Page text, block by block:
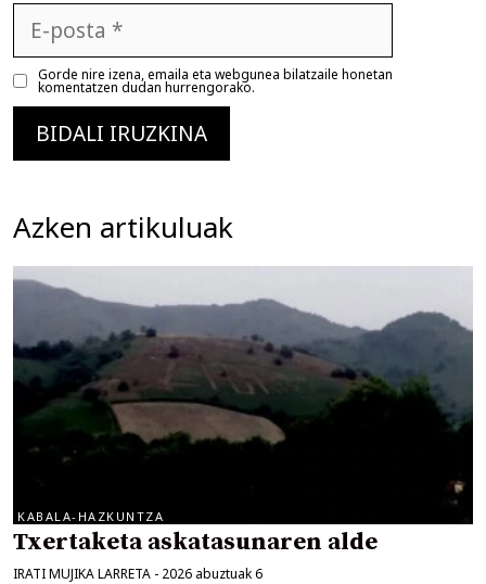
posta
Gorde nire izena, emaila eta webgunea bilatzaile honetan
komentatzen dudan hurrengorako.
Azken artikuluak
KABALA-HAZKUNTZA
Txertaketa askatasunaren alde
IRATI MUJIKA LARRETA - 2026 abuztuak 6